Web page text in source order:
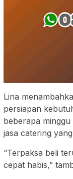
Lina
persiapan
beberapa
jasa catering
“Terpaksa beli
cepat habis,”